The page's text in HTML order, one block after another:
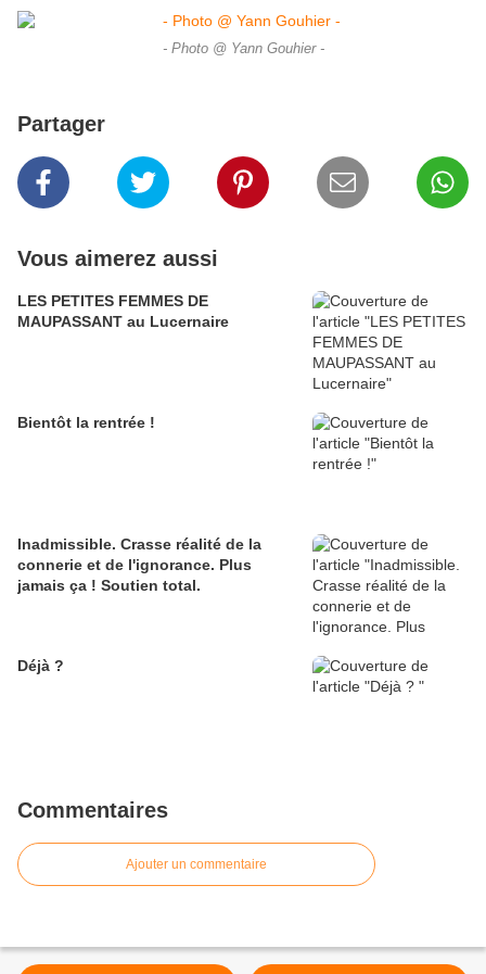
- Photo @ Yann Gouhier -
Partager
Vous aimerez aussi
LES PETITES FEMMES DE
MAUPASSANT au Lucernaire
Bientôt la rentrée !
Inadmissible. Crasse réalité de la
connerie et de l'ignorance. Plus
jamais ça ! Soutien total.
Déjà ?
Commentaires
Ajouter un commentaire